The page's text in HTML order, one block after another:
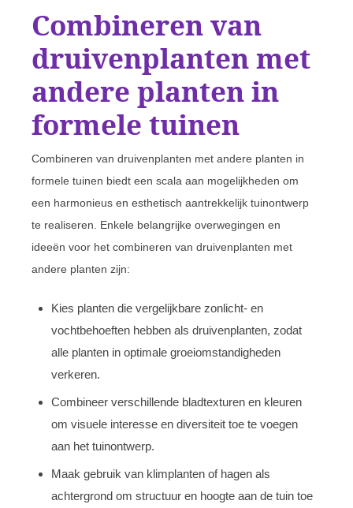
Combineren van
druivenplanten met
andere planten in
formele tuinen
Combineren van druivenplanten met andere planten in
formele tuinen biedt een scala aan mogelijkheden om
een harmonieus en esthetisch aantrekkelijk tuinontwerp
te realiseren. Enkele belangrijke overwegingen en
ideeën voor het combineren van druivenplanten met
andere planten zijn:
Kies planten die vergelijkbare zonlicht- en
vochtbehoeften hebben als druivenplanten, zodat
alle planten in optimale groeiomstandigheden
verkeren.
Combineer verschillende bladtexturen en kleuren
om visuele interesse en diversiteit toe te voegen
aan het tuinontwerp.
Maak gebruik van klimplanten of hagen als
achtergrond om structuur en hoogte aan de tuin toe